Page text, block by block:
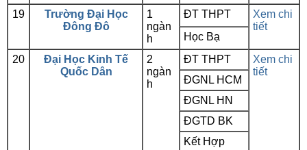
19
Trường Đại Học
Đông Đô
1
ngàn
h
ĐT THPT
Xem chi
tiết
Học Bạ
20
Đại Học Kinh Tế
Quốc Dân
2
ngàn
h
ĐT THPT
Xem chi
tiết
ĐGNL HCM
ĐGNL HN
ĐGTD BK
Kết Hợp